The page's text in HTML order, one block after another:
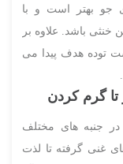
جو بهتر است و با
خنثی باشد. علاوه بر
توده هدف پیدا می
تا گرم کردن
جنبه های مختلف
غنی گرفته تا لذت